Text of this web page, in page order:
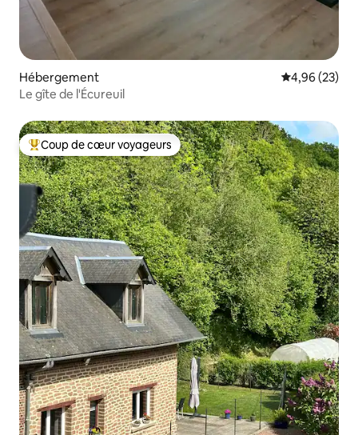
Hébergement Évaluation
4,96 (23)
Le gîte de l'Écureuil
Coups de cœur voyageurs les plus appréciés
Coup de cœur voyageurs